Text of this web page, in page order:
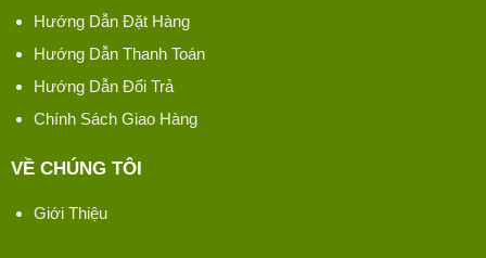
Hướng Dẫn Đặt Hàng
Hướng Dẫn Thanh Toán
Hướng Dẫn Đổi Trả
Chính Sách Giao Hàng
VỀ CHÚNG TÔI
Giới Thiệu